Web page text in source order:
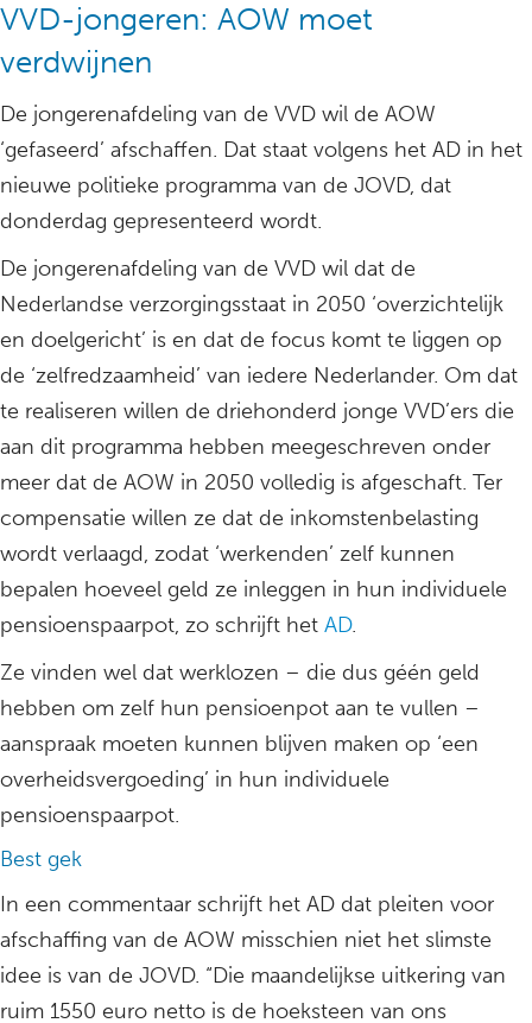
VVD-jongeren: AOW moet
verdwijnen
De jongerenafdeling van de VVD wil de AOW
‘gefaseerd’ afschaffen. Dat staat volgens het AD in het
nieuwe politieke programma van de JOVD, dat
donderdag gepresenteerd wordt.
De jongerenafdeling van de VVD wil dat de
Nederlandse verzorgingsstaat in 2050 ‘overzichtelijk
en doelgericht’ is en dat de focus komt te liggen op
de ‘zelfredzaamheid’ van iedere Nederlander. Om dat
te realiseren willen de driehonderd jonge VVD’ers die
aan dit programma hebben meegeschreven onder
meer dat de AOW in 2050 volledig is afgeschaft. Ter
compensatie willen ze dat de inkomstenbelasting
wordt verlaagd, zodat ‘werkenden’ zelf kunnen
bepalen hoeveel geld ze inleggen in hun individuele
pensioenspaarpot, zo schrijft het AD.
Ze vinden wel dat werklozen – die dus géén geld
hebben om zelf hun pensioenpot aan te vullen –
aanspraak moeten kunnen blijven maken op ‘een
overheidsvergoeding’ in hun individuele
pensioenspaarpot.
Best gek
In een commentaar schrijft het AD dat pleiten voor
afschaffing van de AOW misschien niet het slimste
idee is van de JOVD. “Die maandelijkse uitkering van
ruim 1550 euro netto is de hoeksteen van ons